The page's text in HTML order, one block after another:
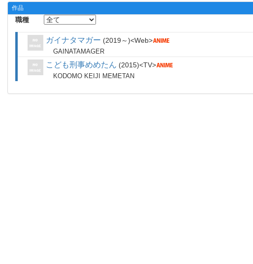
作品
職種
ガイナタマガー 2019～ Web
GAINATAMAGER
こども刑事めめたん 2015 TV
KODOMO KEIJI MEMETAN